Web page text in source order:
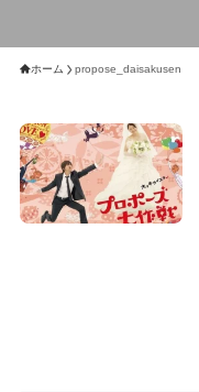
ホーム propose_daisakusen